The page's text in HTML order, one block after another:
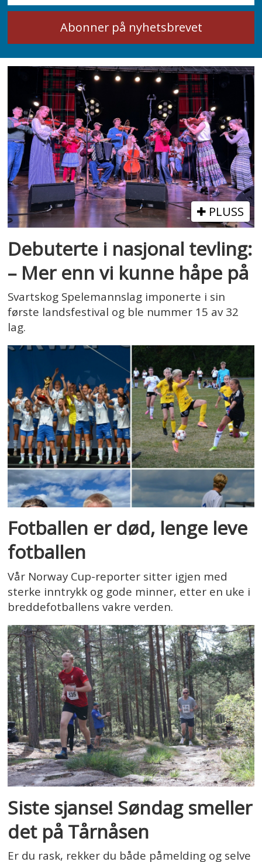
PLUSS
Debuterte i nasjonal tevling:
– Mer enn vi kunne håpe på
Svartskog Spelemannslag imponerte i sin
første landsfestival og ble nummer 15 av 32
lag.
Fotballen er død, lenge leve
fotballen
Vår Norway Cup-reporter sitter igjen med
sterke inntrykk og gode minner, etter en uke i
breddefotballens vakre verden.
Siste sjanse! Søndag smeller
det på Tårnåsen
Er du rask, rekker du både påmelding og selve